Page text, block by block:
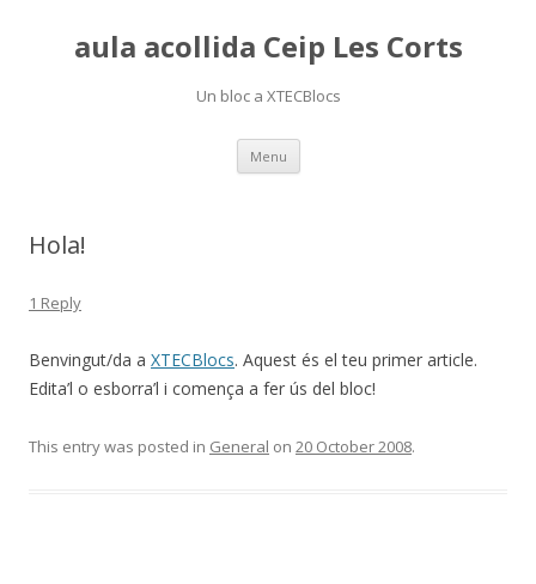
aula acollida Ceip Les Corts
Un bloc a XTECBlocs
Menu Skip
content
Hola!
1 Reply
Benvingut/da a XTECBlocs. Aquest és el teu primer article.
Edita’l o esborra’l i comença a fer ús del bloc!
This entry was posted in General on 20 October 2008.